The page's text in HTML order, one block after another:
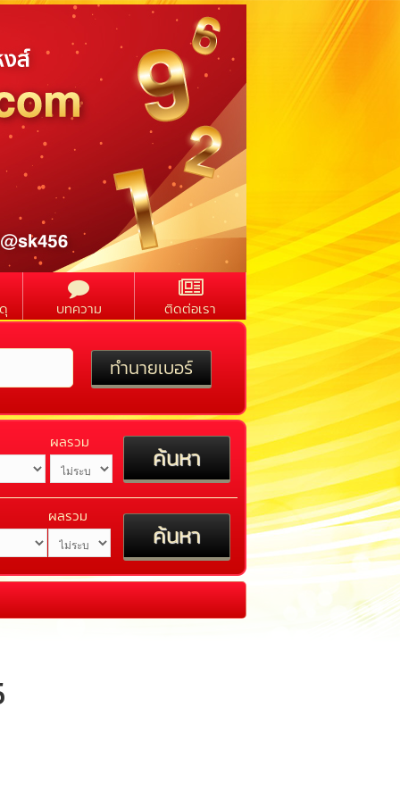
บทความ ติดต่อเรา
ผลรวม
ผลรวม